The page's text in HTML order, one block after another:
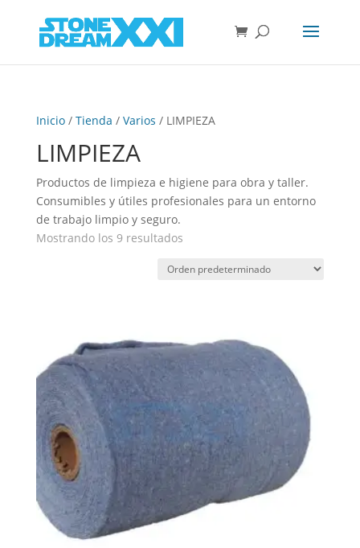
Inicio/ Tienda / Varios / LIMPIEZA
LIMPIEZA
Productos de limpieza e higiene para obra y taller.
Consumibles y útiles profesionales para un entorno
de trabajo limpio y seguro.
Mostrando los 9 resultados